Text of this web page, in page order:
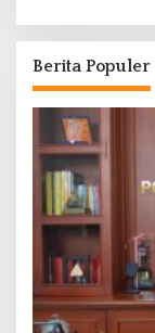
Berita Populer